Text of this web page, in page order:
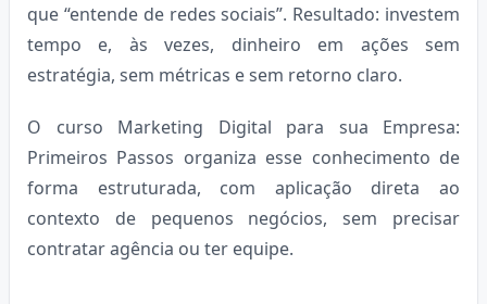
que “entende de redes sociais”. Resultado: investem
tempo e, às vezes, dinheiro em ações sem
estratégia, sem métricas e sem retorno claro.
O curso Marketing Digital para sua Empresa:
Primeiros Passos organiza esse conhecimento de
forma estruturada, com aplicação direta ao
contexto de pequenos negócios, sem precisar
contratar agência ou ter equipe.